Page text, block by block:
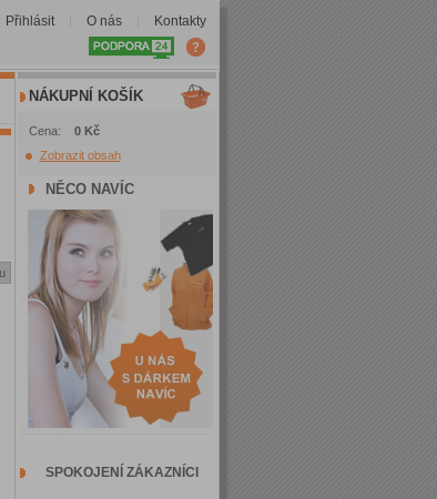
Přihlásit O nás Kontakty
NÁKUPNÍ KOŠÍK
Cena: 0 Kč
Zobrazit obsah
NĚCO NAVÍC
SPOKOJENÍ ZÁKAZNÍCI